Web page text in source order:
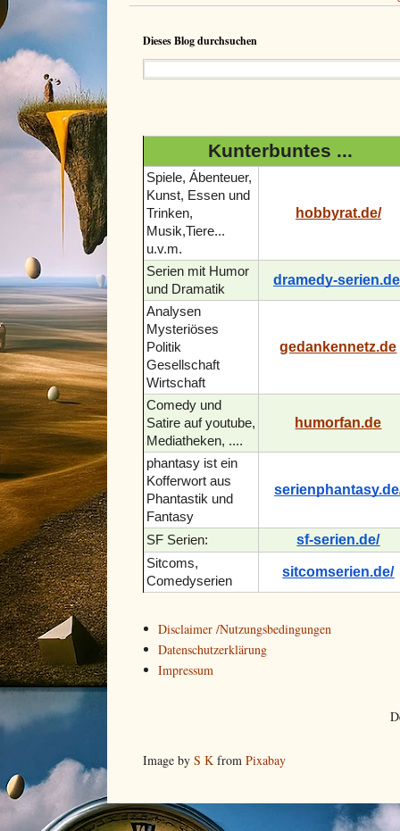
Dieses Blog durchsuchen
Kunterbuntes ...
Spiele, Ábenteuer,
Kunst, Essen und
Trinken,
Musik,Tiere...
u.v.m.
hobbyrat.de/
Serien mit Humor
und Dramatik
dramedy-
Analysen
Mysteriöses
Politik
Gesellschaft
Wirtschaft
gedankennetz.de
Comedy und
Satire auf youtube,
Mediatheken, ....
humorfan.de
phantasy ist ein
Kofferwort aus
Phantastik und
Fantasy
SF Serien: sf-serien.de/
Sitcoms,
Comedyserien
sitcomserien.de/
Disclaimer /Nutzungsbedingungen
Datenschutzerklärung
Impressum
Image by S K from Pixabay